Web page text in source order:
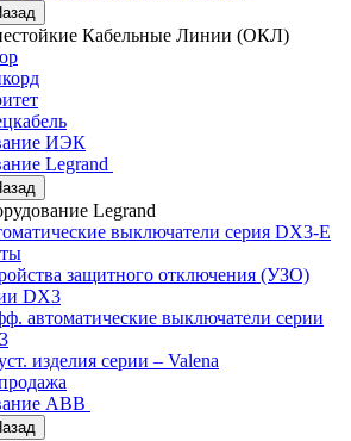
Кабельные Линии (ОКЛ)
ИЭК
Legrand
Legrand
выключатели серия DX3-E
защитного отключения (УЗО)
DX3
автоматические выключатели серии
изделия серии – Valena
АВВ